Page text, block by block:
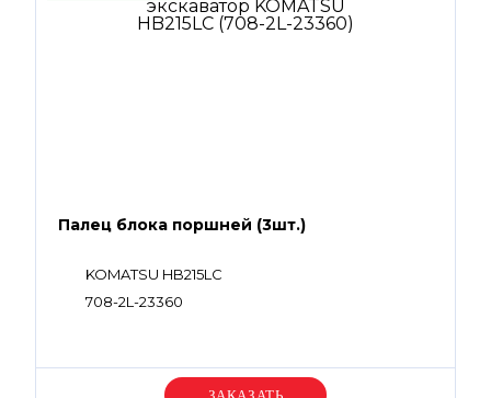
Палец блока поршней (3шт.)
KOMATSU HB215LC
708-2L-23360